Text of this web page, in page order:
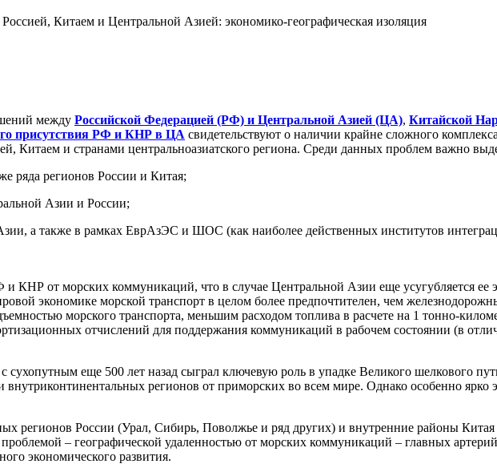
Китаем и Центральной Азией: экономико-географическая изоляция
между Российской Федерацией (РФ) и Центральной Азией (ЦА), Китайской
присутствия РФ и КНР в ЦА свидетельствуют о наличии крайне сложного
Китаем и странами центральноазиатского региона. Среди данных проблем важно
ряда регионов России и Китая;
Азии и России;
а также в рамках ЕврАзЭС и ШОС (как наиболее действенных институтов
КНР от морских коммуникаций, что в случае Центральной Азии еще усугубляется ее
экономике морской транспорт в целом более предпочтителен, чем
морского транспорта, меньшим расходом топлива в расчете на 1 тонно-
отчислений для поддержания коммуникаций в рабочем состоянии (в
еще 500 лет назад сыграл ключевую роль в упадке Великого шелкового
внутриконтинентальных регионов от приморских во всем мире. Однако особенно
России (Урал, Сибирь, Поволжье и ряд других) и внутренние районы Китая
– географической удаленностью от морских коммуникаций – главных
экономического развития.